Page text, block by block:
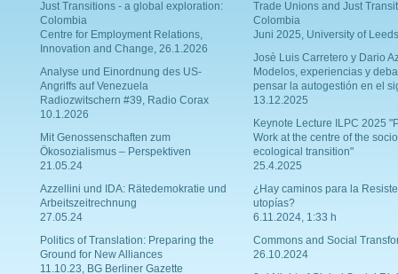
Just Transitions - a global exploration:
Colombia
Centre for Employment Relations,
Innovation and Change, 26.1.2026
Analyse und Einordnung des US-
Angriffs auf Venezuela
Radiozwitschern #39, Radio Corax
10.1.2026
Mit Genossenschaften zum
Ökosozialismus – Perspektiven
21.05.24
Azzellini und IDA: Rätedemokratie und
Arbeitszeitrechnung
27.05.24
Politics of Translation: Preparing the
Ground for New Alliances
11.10.23, BG Berliner Gazette
Trade Unions and Just
Colombia
Juni 2025, University of Leeds
Josè Luis Carretero y Dario
Modelos, experiencias y
pensar la autogestión en el
13.12.2025
Keynote Lecture ILPC 2025
Work at the centre of the
ecological transition"
25.4.2025
¿Hay caminos para la
utopías?
6.11.2024, 1:33 h
Commons and Social
26.10.2024